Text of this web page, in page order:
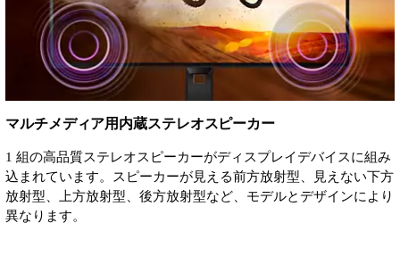
マルチメディア用内蔵ステレオスピーカー
1 組の高品質ステレオスピーカーがディスプレイデバイスに組み
込まれています。スピーカーが見える前方放射型、見えない下方
放射型、上方放射型、後方放射型など、モデルとデザインにより
異なります。